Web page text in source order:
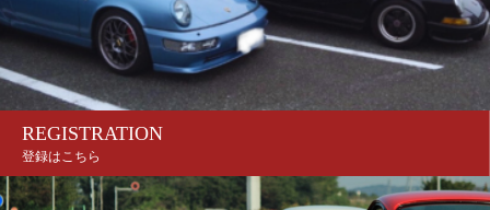
REGISTRATION
登録はこちら